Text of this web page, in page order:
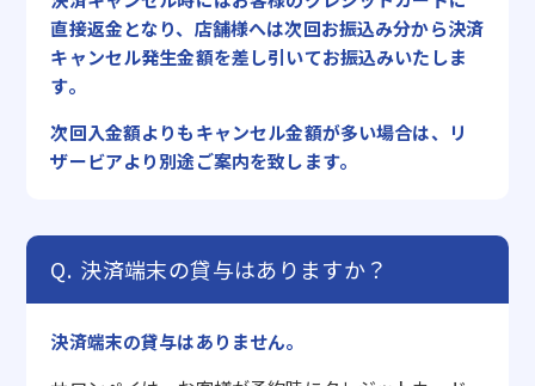
直接返金となり、店舗様へは次回お振込み分から決済
キャンセル発生金額を差し引いてお振込みいたしま
す。
次回入金額よりもキャンセル金額が多い場合は、リ
ザービアより別途ご案内を致します。
決済端末の貸与はありますか？
決済端末の貸与はありません。